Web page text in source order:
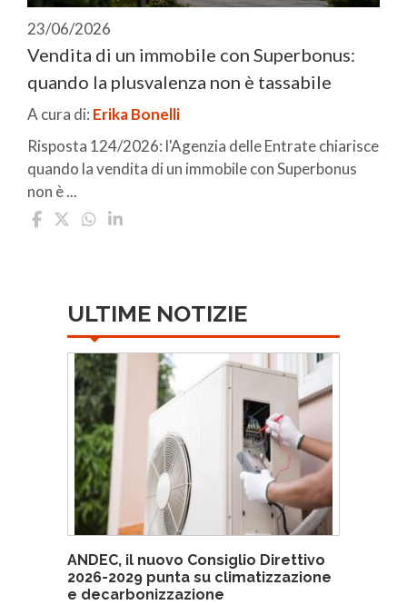
23/06/2026
Vendita di un immobile con Superbonus:
quando la plusvalenza non è tassabile
A cura di: Erika Bonelli
Risposta 124/2026: l'Agenzia delle Entrate chiarisce
quando la vendita di un immobile con Superbonus
non è ...
ULTIME NOTIZIE
ANDEC, il nuovo Consiglio Direttivo
2026-2029 punta su climatizzazione
e decarbonizzazione